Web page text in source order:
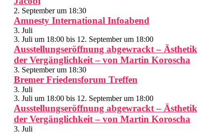
2. September um 18:30
Amnesty International Infoabend
3. Juli
3. Juli um 18:00bis 12. September um 18:00
Ausstellungseröffnung abgewrackt – Ästhetik
der Vergänglichkeit – von Martin Koroscha
3. September um 18:30
Bremer Friedensforum Treffen
3. Juli
3. Juli um 18:00bis 12. September um 18:00
Ausstellungseröffnung abgewrackt – Ästhetik
der Vergänglichkeit – von Martin Koroscha
3. Juli